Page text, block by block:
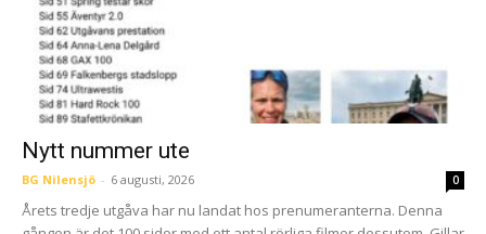
Nytt nummer ute
BG Nilensjö - 6 augusti, 2026 0
Årets tredje utgåva har nu landat hos prenumeranterna. Denna